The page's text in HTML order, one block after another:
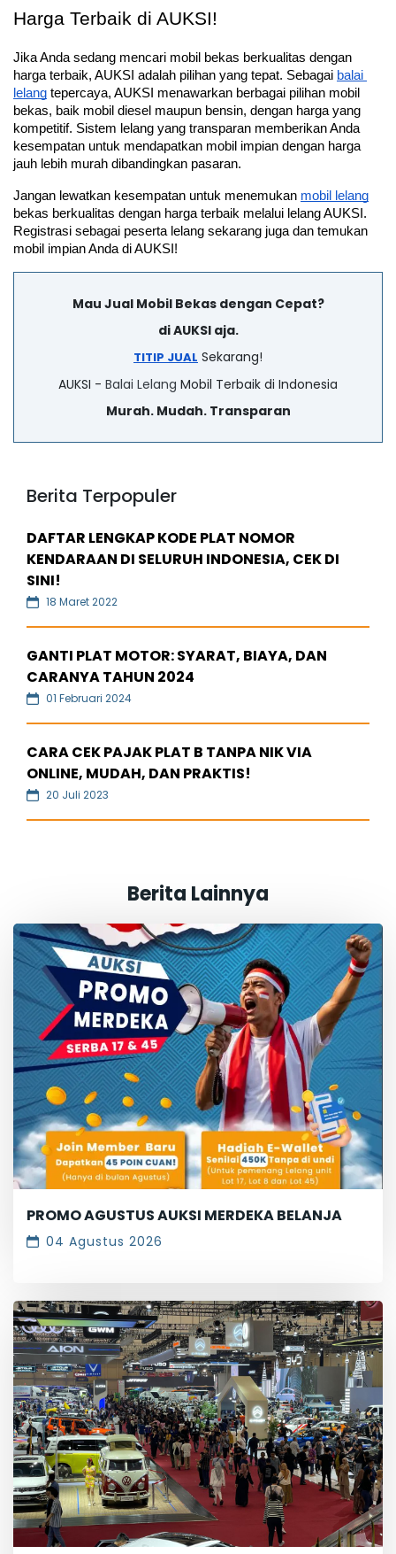
Harga Terbaik di AUKSI!
Jika Anda sedang mencari mobil bekas berkualitas dengan
harga terbaik, AUKSI adalah pilihan yang tepat. Sebagai balai
lelang tepercaya, AUKSI menawarkan berbagai pilihan mobil
bekas, baik mobil diesel maupun bensin, dengan harga yang
kompetitif. Sistem lelang yang transparan memberikan Anda
kesempatan untuk mendapatkan mobil impian dengan harga
jauh lebih murah dibandingkan pasaran.
Jangan lewatkan kesempatan untuk menemukan mobil lelang
bekas berkualitas dengan harga terbaik melalui lelang AUKSI.
Registrasi sebagai peserta lelang sekarang juga dan temukan
mobil impian Anda di AUKSI!
Mau Jual Mobil Bekas dengan Cepat?
di AUKSI aja.
TITIP JUAL Sekarang!
AUKSI - Balai Lelang Mobil Terbaik di Indonesia
Murah. Mudah. Transparan
Berita Terpopuler
DAFTAR LENGKAP KODE PLAT NOMOR
KENDARAAN DI SELURUH INDONESIA, CEK DI
SINI!
18 Maret 2022
GANTI PLAT MOTOR: SYARAT, BIAYA, DAN
CARANYA TAHUN 2024
01 Februari 2024
CARA CEK PAJAK PLAT B TANPA NIK VIA
ONLINE, MUDAH, DAN PRAKTIS!
20 Juli 2023
Berita Lainnya
PROMO AGUSTUS AUKSI MERDEKA BELANJA
04 Agustus 2026